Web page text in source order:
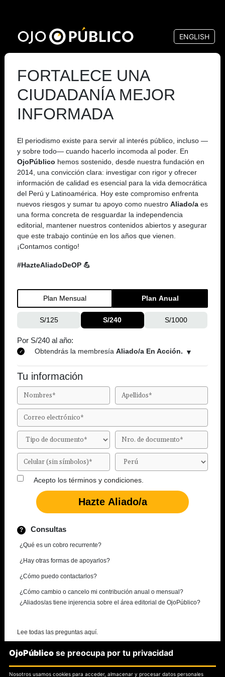
contenido
principal
ENGLISH
FORTALECE UNA
CIUDADANÍA MEJOR
INFORMADA
El periodismo existe para servir al interés público, incluso —
y sobre todo— cuando hacerlo incomoda al poder. En
OjoPúblico hemos sostenido, desde nuestra fundación en
2014, una convicción clara: investigar con rigor y ofrecer
información de calidad es esencial para la vida democrática
del Perú y Latinoamérica. Hoy este compromiso enfrenta
nuevos riesgos y sumar tu apoyo como nuestro Aliado/a es
una forma concreta de resguardar la independencia
editorial, mantener nuestros contenidos abiertos y asegurar
que este trabajo continúe en los años que vienen.
¡Contamos contigo!
#HazteAliadoDeOP 💪
Plan Mensual Plan Anual
S/125 S/240 S/1000
Por S/240 al año:
Obtendrás la membresía Aliado/a En Acción.
Tu información
Acepto los términos y condiciones.
Consultas
¿Qué es un cobro recurrente?
¿Hay otras formas de apoyarlos?
¿Cómo puedo contactarlos?
¿Cómo cambio o cancelo mi contribución anual o mensual?
¿Aliados/as tiene injerencia sobre el área editorial de OjoPúblico?
Lee todas las preguntas aquí.
¿Necesitas más información?
OjoPúblico se preocupa por tu privacidad
Nosotros usamos cookies para acceder, almacenar y procesar datos personales